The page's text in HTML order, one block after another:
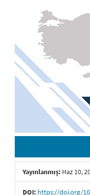
Yayınlanmış: Haz 10,
DOI: https://doi.org/